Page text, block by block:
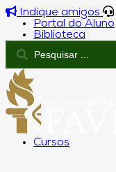
Indique amigos
Portal do Aluno
Biblioteca
Cursos